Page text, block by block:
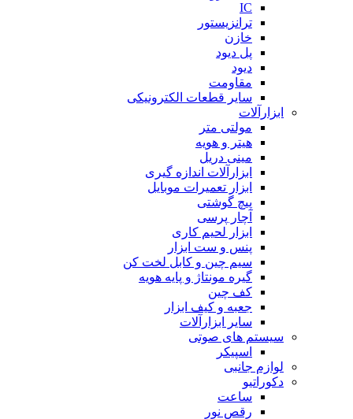
IC
ترانزیستور
خازن
پل دیود
دیود
مقاومت
سایر قطعات الکترونیکی
ابزارآلات
مولتی متر
هیتر و هویه
مینی دریل
ابزارآلات اندازه گیری
ابزار تعمیرات موبایل
پیچ گوشتی
آچار پرسی
ابزار لحیم کاری
پنس و ست ابزار
سیم چین و کابل لخت کن
گیره مونتاژ و پایه هویه
کف چین
جعبه و کیف ابزار
سایر ابزارآلات
سیستم های صوتی
اسپیکر
لوازم جانبی
دکوراتیو
ساعت
رقص نور